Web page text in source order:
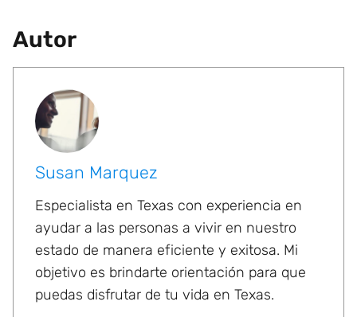
Autor
Susan Marquez
Especialista en Texas con experiencia en
ayudar a las personas a vivir en nuestro
estado de manera eficiente y exitosa. Mi
objetivo es brindarte orientación para que
puedas disfrutar de tu vida en Texas.